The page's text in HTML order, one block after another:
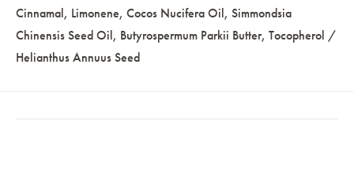
Cinnamal, Limonene, Cocos Nucifera Oil, Simmondsia
Chinensis Seed Oil, Butyrospermum Parkii Butter, Tocopherol /
Helianthus Annuus Seed